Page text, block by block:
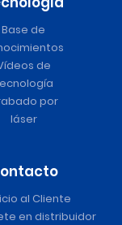
Base de
de
por
láser
al Cliente
en distribuidor